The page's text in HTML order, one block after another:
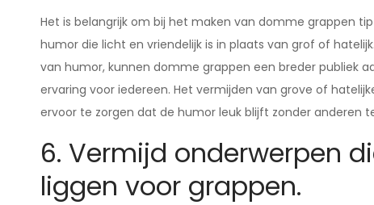
Het is belangrijk om bij het maken van domme grappen
humor die licht en vriendelijk is in plaats van grof of
van humor, kunnen domme grappen een breder publiek
ervaring voor iedereen. Het vermijden van grove of
ervoor te zorgen dat de humor leuk blijft zonder anderen
6. Vermijd onderwerpen
liggen voor grappen.